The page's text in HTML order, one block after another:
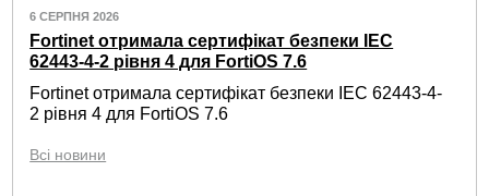
6 СЕРПНЯ 2026
Fortinet отримала сертифікат безпеки IEC
62443-4-2 рівня 4 для FortiOS 7.6
Fortinet отримала сертифікат безпеки IEC 62443-4-
2 рівня 4 для FortiOS 7.6
Всі новини